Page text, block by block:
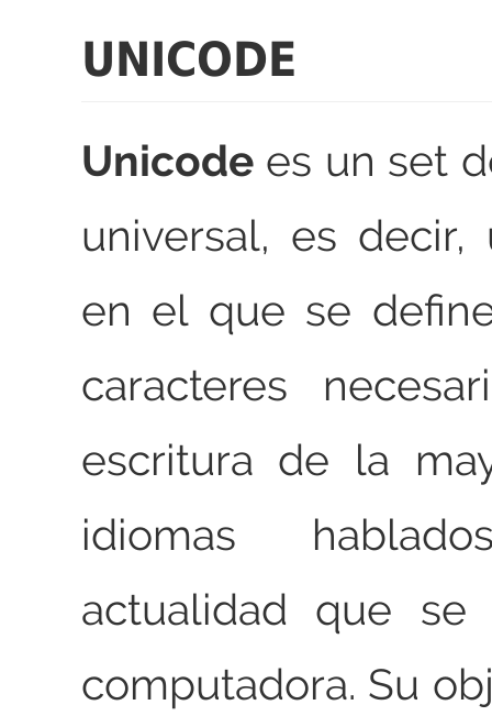
UNICODE
Unicodees un set
universal, es decir,
en el que se
caracteres
escritura de la
idiomas
actualidad que
computadora. Su